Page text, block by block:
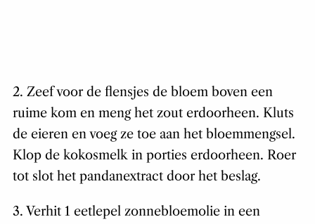
2. Zeef voor de flensjes de bloem boven een
ruime kom en meng het zout erdoorheen. Kluts
de eieren en voeg ze toe aan het bloemmengsel.
Klop de kokosmelk in porties erdoorheen. Roer
tot slot het pandanextract door het beslag.
3. Verhit 1 eetlepel zonnebloemolie in een